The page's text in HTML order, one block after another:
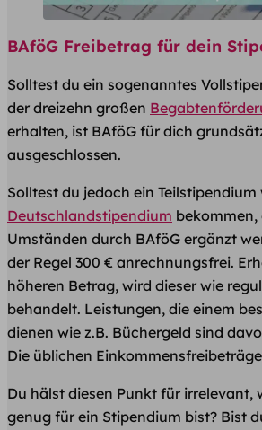
BAföG Freibetrag für dein
Solltest du ein sogenanntes
der dreizehn großen
erhalten, ist BAföG für dich
ausgeschlossen.
Solltest du jedoch ein Teilstipendium
Deutschlandstipendium
Umständen durch BAföG ergänzt
der Regel 300 € anrechnungsfrei.
höheren Betrag, wird dieser wie
behandelt. Leistungen, die einem
dienen wie z.B. Büchergeld sind
Die üblichen
Du hälst diesen Punkt für irrelevant,
genug für ein Stipendium bist? Bist